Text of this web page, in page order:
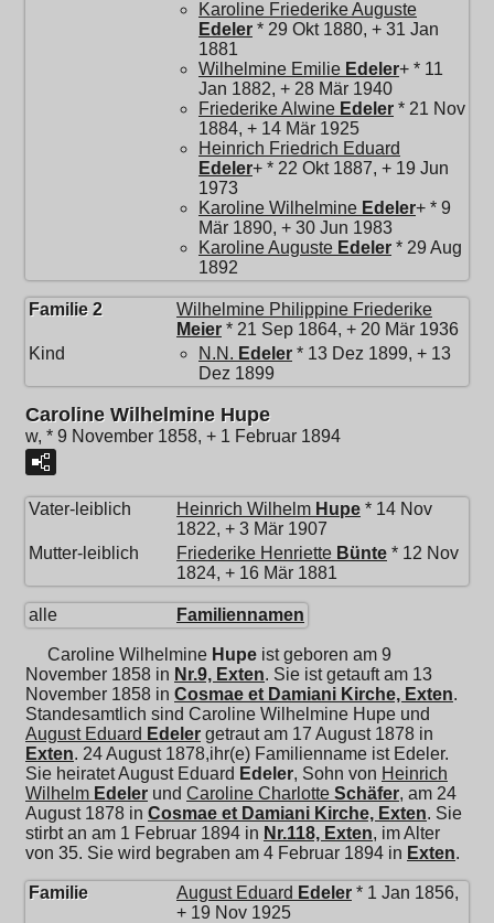
Karoline Friederike Auguste
Edeler * 29 Okt 1880, + 31 Jan
1881
Wilhelmine Emilie Edeler+ * 11
Jan 1882, + 28 Mär 1940
Friederike Alwine Edeler * 21 Nov
1884, + 14 Mär 1925
Heinrich Friedrich Eduard
Edeler+ * 22 Okt 1887, + 19 Jun
1973
Karoline Wilhelmine Edeler+ * 9
Mär 1890, + 30 Jun 1983
Karoline Auguste Edeler * 29 Aug
1892
Familie 2
Wilhelmine Philippine Friederike
Meier * 21 Sep 1864, + 20 Mär 1936
Kind
N.N. Edeler * 13 Dez 1899, + 13
Dez 1899
Caroline Wilhelmine Hupe
w, * 9 November 1858, + 1 Februar 1894
Vater-leiblich Heinrich Wilhelm Hupe * 14 Nov
1822, + 3 Mär 1907
Mutter-leiblich
Friederike Henriette Bünte * 12 Nov
1824, + 16 Mär 1881
alle Familiennamen
Caroline Wilhelmine Hupe ist geboren am 9
November 1858 in Nr.9, Exten. Sie ist getauft am 13
November 1858 in Cosmae et Damiani Kirche, Exten.
Standesamtlich sind Caroline Wilhelmine Hupe und
August Eduard Edeler getraut am 17 August 1878 in
Exten. 24 August 1878,ihr(e) Familienname ist Edeler.
Sie heiratetAugust Eduard Edeler, Sohn von Heinrich
Wilhelm Edeler und Caroline Charlotte Schäfer, am 24
August 1878 in Cosmae et Damiani Kirche, Exten. Sie
stirbt an am 1 Februar 1894 in Nr.118, Exten, im Alter
von 35. Sie wird begraben am 4 Februar 1894 in Exten.
Familie August Eduard Edeler * 1 Jan 1856,
+ 19 Nov 1925